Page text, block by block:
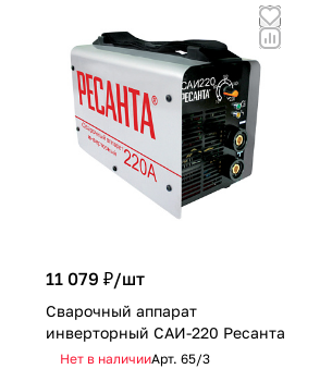
11 079 ₽/шт
Сварочный аппарат
инверторный САИ-220 Ресанта
Нет в наличииАрт. 65/3